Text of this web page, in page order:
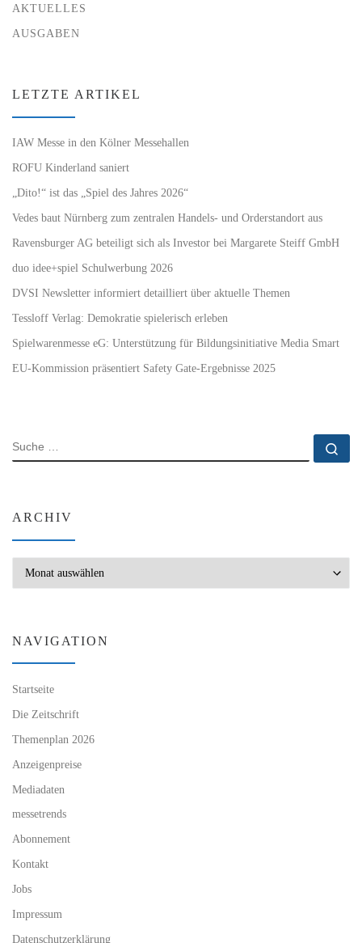
AKTUELLES
AUSGABEN
LETZTE ARTIKEL
IAW Messe in den Kölner Messehallen
ROFU Kinderland saniert
„Dito!“ ist das „Spiel des Jahres 2026“
Vedes baut Nürnberg zum zentralen Handels- und Orderstandort aus
Ravensburger AG beteiligt sich als Investor bei Margarete Steiff GmbH
duo idee+spiel Schulwerbung 2026
DVSI Newsletter informiert detailliert über aktuelle Themen
Tessloff Verlag: Demokratie spielerisch erleben
Spielwarenmesse eG: Unterstützung für Bildungsinitiative Media Smart
EU-Kommission präsentiert Safety Gate-Ergebnisse 2025
SUCHE
ARCHIV
NAVIGATION
Startseite
Die Zeitschrift
Themenplan 2026
Anzeigenpreise
Mediadaten
messetrends
Abonnement
Kontakt
Jobs
Impressum
Datenschutzerklärung